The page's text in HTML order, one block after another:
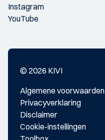
Instagram
YouTube
© 2026 KIVI
Algemene voorwaarden
Privacyverklaring
Disclaimer
Cookie-instellingen